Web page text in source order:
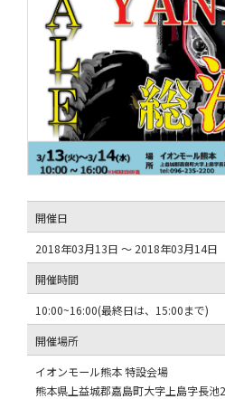
開催日
2018年03月13日 ～ 2018年03月14日
開催時間
10:00~16:00(最終日は、15:00まで)
開催場所
イオンモール熊本 特設会場
熊本県上益城郡嘉島町大字上島字長池